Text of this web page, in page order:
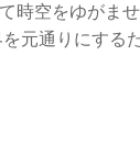
時空をゆがま
元通りにする